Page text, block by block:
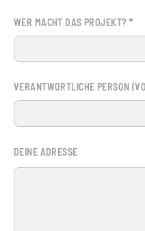
WER MACHT DAS PROJEKT? *
VERANTWORTLICHE PERSON
DEINE ADRESSE